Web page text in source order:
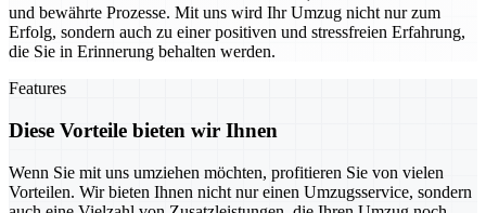
und bewährte Prozesse. Mit uns wird Ihr Umzug nicht nur zum
Erfolg, sondern auch zu einer positiven und stressfreien Erfahrung,
die Sie in Erinnerung behalten werden.
Features
Diese Vorteile bieten wir Ihnen
Wenn Sie mit uns umziehen möchten, profitieren Sie von vielen
Vorteilen. Wir bieten Ihnen nicht nur einen Umzugsservice, sondern